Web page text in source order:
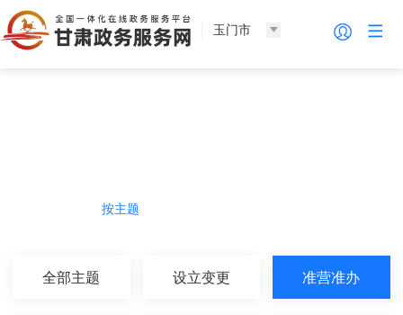
玉门市
按主题
全部主题 设立变更 准营准办